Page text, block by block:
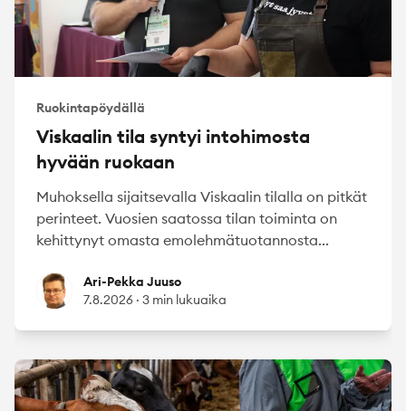
Ruokintapöydällä
Viskaalin tila syntyi intohimosta
hyvään ruokaan
Muhoksella sijaitsevalla Viskaalin tilalla on pitkät
perinteet. Vuosien saatossa tilan toiminta on
kehittynyt omasta emolehmätuotannosta...
Ari-Pekka Juuso
Ari-Pekka Juuso
7.8.2026 · 3 min lukuaika